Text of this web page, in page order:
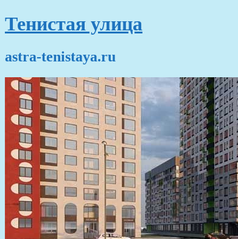
Тенистая улица
astra-tenistaya.ru